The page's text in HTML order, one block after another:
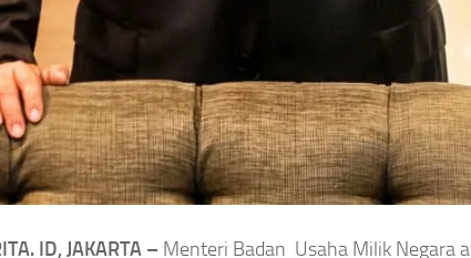
ID, JAKARTA – Menteri Badan Usaha Milik Negara
Melekat
7, 2026